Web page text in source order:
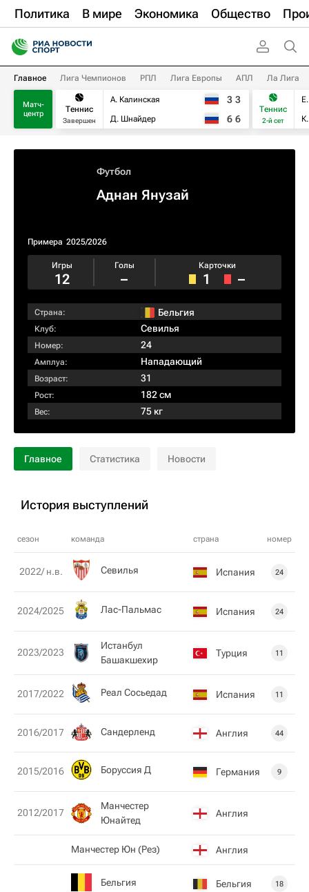
Политика В мире Экономика Общество
Главное Лига Чемпионов РПЛ Лига Европы АПЛ Ла Лига
Матч-
центр
Теннис
Завершен
А. Калинская
Д. Шнайдер
3 3
6 6
Теннис
2-й сет
Футбол
Аднан Янузай
Примера 2025/2026
Игры
12
Голы
–
Карточки
1 –
Страна: Бельгия
Клуб: Севилья
Номер: 24
Амплуа: Нападающий
Возраст: 31
Рост: 182 см
Вес: 75 кг
Главное Статистика Новости
История выступлений
сезон команда страна номер
2022/ н.в. Севилья Испания 24
2024/2025 Лас-Пальмас Испания 24
2023/2023
Истанбул
Башакшехир
Турция 11
2017/2022 Реал Сосьедад Испания 11
2016/2017 Сандерленд Англия 44
2015/2016 Боруссия Д Германия 9
2012/2017
Манчестер
Юнайтед
Англия
Манчестер Юн (Рез) Англия
Бельгия Бельгия 18